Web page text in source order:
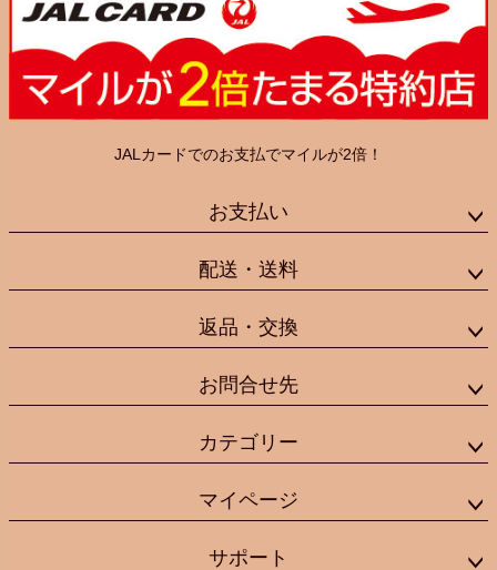
JALカードでのお支払でマイルが2倍！
お支払い
配送・送料
返品・交換
お問合せ先
カテゴリー
マイページ
サポート